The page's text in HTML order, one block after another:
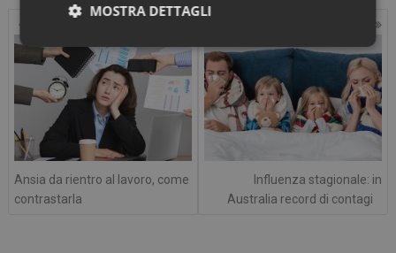
Navigazione
articoli
Ansia da rientro al lavoro, come
contrastarla
Influenza stagionale: in
Australia record di contagi
MOSTRA DETTAGLI
Necessari Marketing
Non
classificati
Necessari Marketing Non classificati